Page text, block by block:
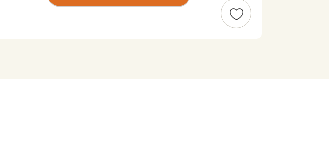
皆さまに、いつの時代も文化の発信地である渋谷区の魅力を体験・